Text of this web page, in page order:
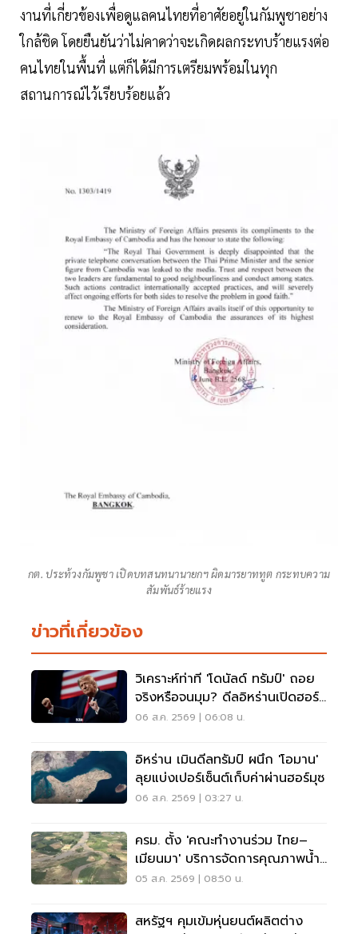
งานที่เกี่ยวข้องเพื่อดูแลคนไทยที่อาศัยอยู่ในกัมพูชาอย่าง
ใกล้ชิด โดยยืนยันว่าไม่คาดว่าจะเกิดผลกระทบร้ายแรงต่อ
คนไทยในพื้นที่ แต่ก็ได้มีการเตรียมพร้อมในทุก
สถานการณ์ไว้เรียบร้อยแล้ว
กต. ประท้วงกัมพูชา เปิดบทสนทนานายกฯ ผิดมารยาททูต กระทบความ
สัมพันธ์ร้ายแรง
ข่าวที่เกี่ยวข้อง
วิเคราะห์ท่าที 'โดนัลด์ ทรัมป์' ถอย
จริงหรือจนมุม? ดีลอิหร่านเปิดฮอร์
มุซ
06 ส.ค. 2569 | 06:08 น.
อิหร่าน เมินดีลทรัมป์ ผนึก 'โอมาน'
ลุยแบ่งเปอร์เซ็นต์เก็บค่าผ่านฮอร์มุซ
06 ส.ค. 2569 | 03:27 น.
ครม. ตั้ง 'คณะทำงานร่วม ไทย–
เมียนมา' บริการจัดการคุณภาพน้ำ
ข้ามแดน
05 ส.ค. 2569 | 08:50 น.
สหรัฐฯ คุมเข้มหุ่นยนต์ผลิตต่าง